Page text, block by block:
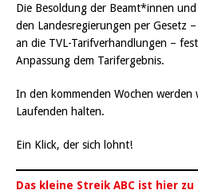
Die Besoldung der Beamt*innen
den Landesregierungen per Gesetz
an die TVL-Tarifverhandlungen –
Anpassung dem Tarifergebnis.
In den kommenden Wochen werden
Laufenden halten.
Ein Klick, der sich lohnt!
Das kleine Streik ABC ist hier